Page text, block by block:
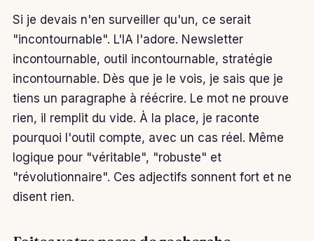
Si je devais n'en surveiller qu'un, ce serait
"incontournable". L'IA l'adore. Newsletter
incontournable, outil incontournable, stratégie
incontournable. Dès que je le vois, je sais que je
tiens un paragraphe à réécrire. Le mot ne prouve
rien, il remplit du vide. À la place, je raconte
pourquoi l'outil compte, avec un cas réel. Même
logique pour "véritable", "robuste" et
"révolutionnaire". Ces adjectifs sonnent fort et ne
disent rien.